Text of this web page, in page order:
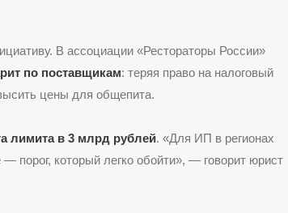
В ассоциации «Рестораторы России»
по поставщикам: теряя право на налоговый
цены для общепита.
лимита в 3 млрд рублей. «Для ИП в регионах
порог, который легко обойти», — говорит юрист